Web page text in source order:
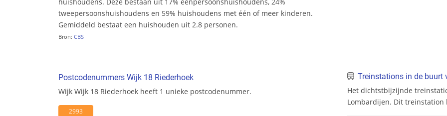
huishoudens. Deze bestaan uit 17% eenpersoonshuishoudens, 24%
tweepersoonshuishoudens en 59% huishoudens met één of meer kinderen.
Gemiddeld bestaat een huishouden uit 2.8 personen.
Bron: CBS
Postcodenummers Wijk 18 Riederhoek
Wijk Wijk 18 Riederhoek heeft 1 unieke postcodenummer.
2993
Treinstations in de buurt
Het dichtstbijzijnde
Lombardijen. Dit treinstation